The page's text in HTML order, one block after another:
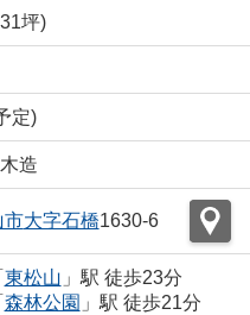
坪)
定)
造
市大字石橋1630-6
東松山 」駅 徒歩23分
森林公園 」駅 徒歩21分